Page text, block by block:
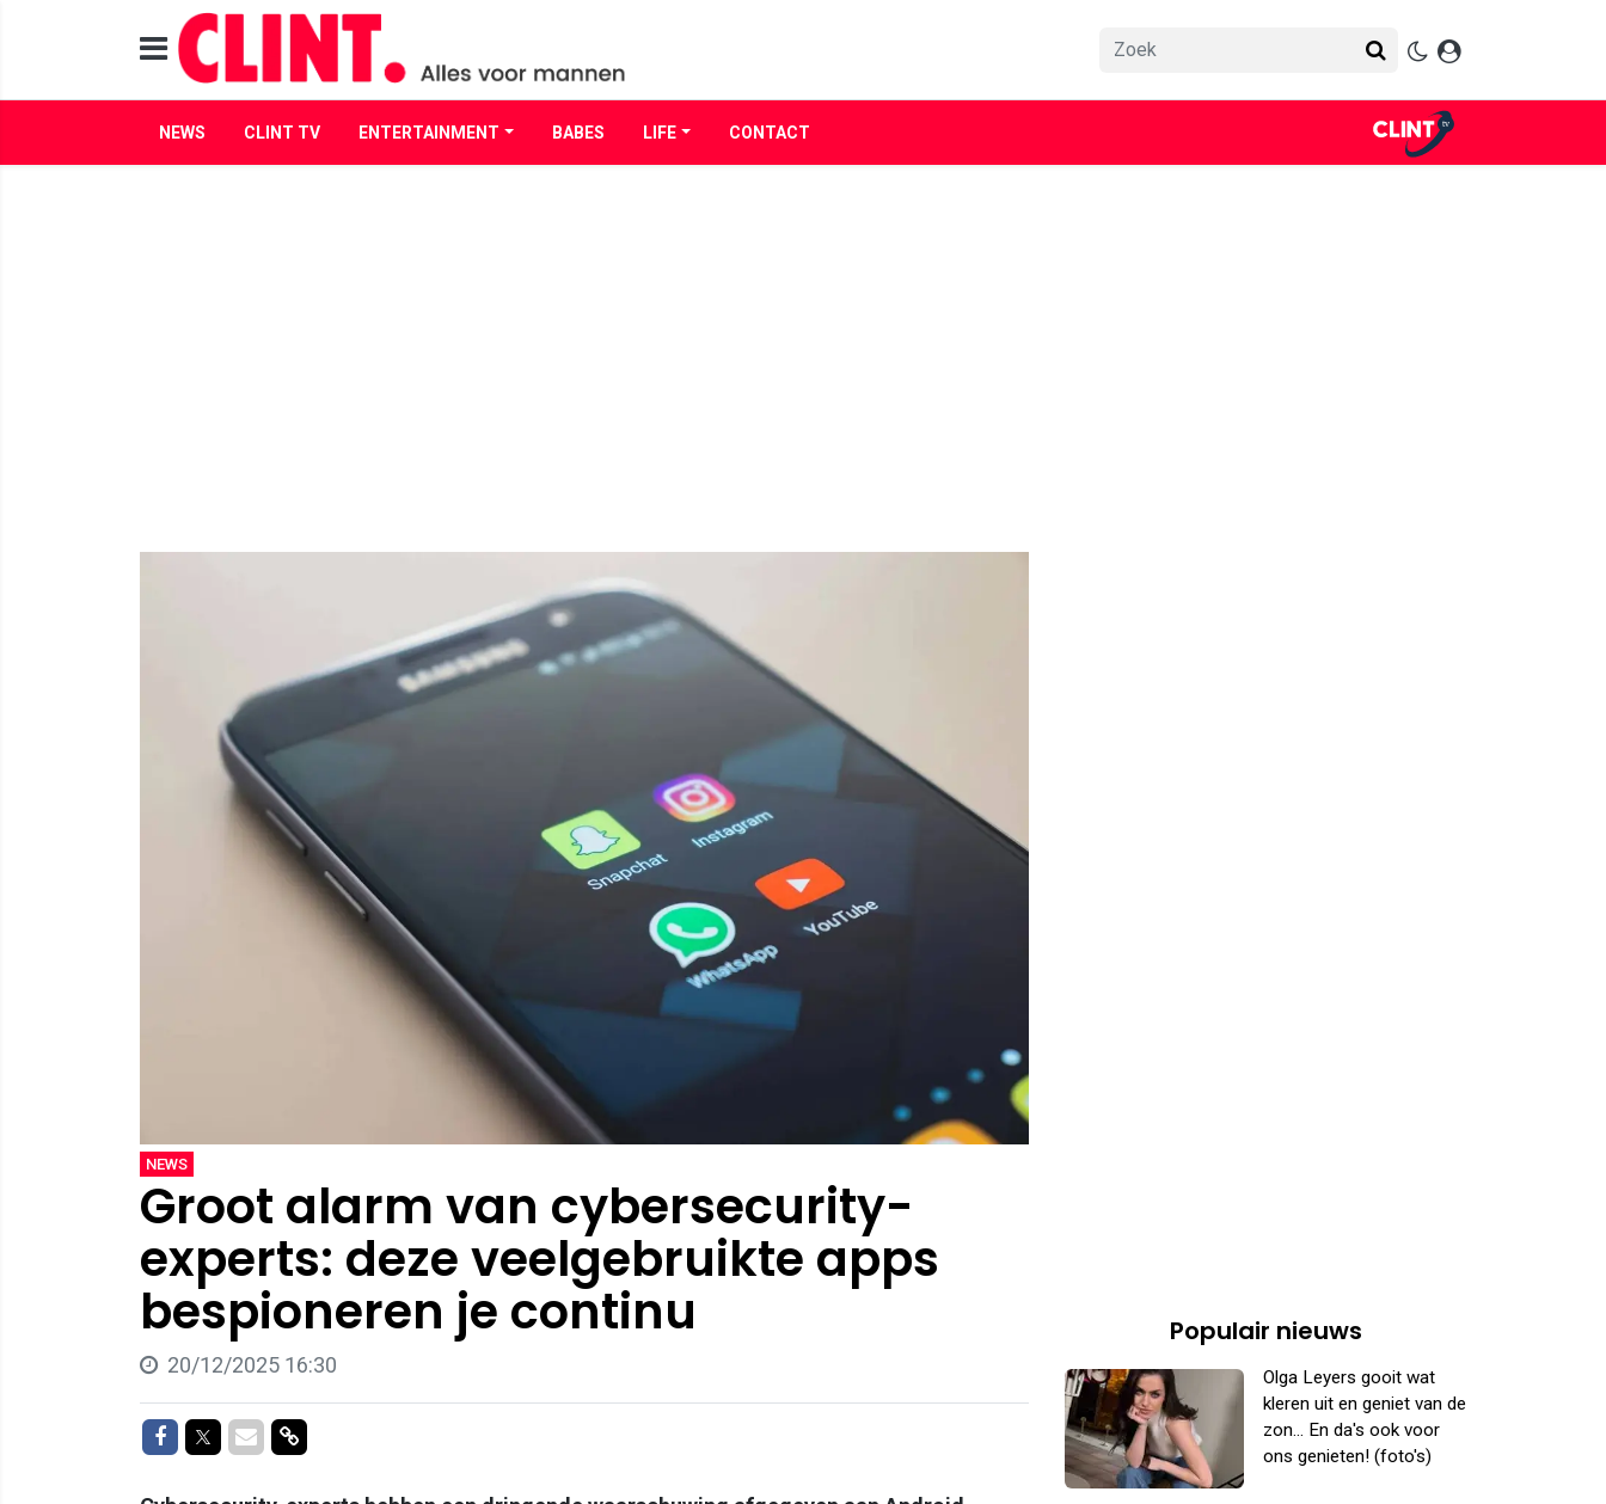
NEWS CLINT TV ENTERTAINMENT BABES LIFE CONTACT
NEWS
Groot alarm van cybersecurity-
experts: deze veelgebruikte apps
bespioneren je continu
20/12/2025 16:30
Delen op Facebook
Delen op Twitter
Delen via Mail
Delen via link
Populair nieuws
Olga Leyers gooit wat
kleren uit en geniet van de
zon... En da's ook voor
ons genieten! (foto's)